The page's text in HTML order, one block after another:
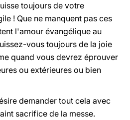
toujours de votre
! Que ne manquent pas ces
l'amour évangélique au
vous toujours de la joie
quand vous devrez éprouver
ou extérieures ou bien
demander tout cela avec
sacrifice de la messe.